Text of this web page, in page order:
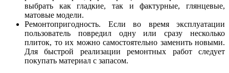
выбрать как гладкие, так и фактурные, глянцевые,
матовые модели.
Ремонтопригодность. Если во время эксплуатации
пользователь повредил одну или сразу несколько
плиток, то их можно самостоятельно заменить новыми.
Для быстрой реализации ремонтных работ следует
покупать материал с запасом.